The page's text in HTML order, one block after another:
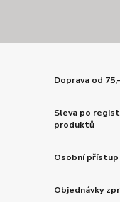
Doprava od 75,-
Sleva po
produktů
Osobní přístup
Objednávky